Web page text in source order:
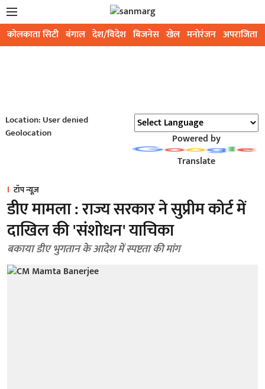
कोलकाता सिटी बंगाल देश/विदेश बिजनेस खेल मनोरंजन अपराजिता
Location: User denied
Geolocation
Powered by
Translate
टॉप न्यूज़
डीए मामला : राज्य सरकार ने सुप्रीम कोर्ट में
दाखिल की 'संशोधन' याचिका
बकाया डीए भुगतान के आदेश में स्पष्टता की मांग